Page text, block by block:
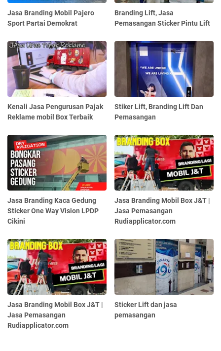
Jasa Branding Mobil Pajero
Sport Partai Demokrat
Branding Lift, Jasa
Pemasangan Sticker Pintu Lift
Kenali Jasa Pengurusan Pajak
Reklame mobil Box Terbaik
Stiker Lift, Branding Lift Dan
Pemasangan
Jasa Branding Kaca Gedung
Sticker One Way Vision LPDP
Cikini
Jasa Branding Mobil Box J&T |
Jasa Pemasangan
Rudiapplicator.com
Jasa Branding Mobil Box J&T |
Jasa Pemasangan
Rudiapplicator.com
Sticker Lift dan jasa
pemasangan